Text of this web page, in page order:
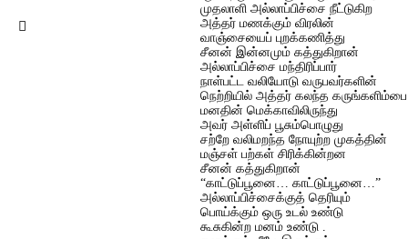
முதலாளி அல்லாப்பிச்சை நீட்டுகிற
அத்தர் மணக்கும் விரலின்
வாஞ்சையைப் புறக்கணித்து
சீனன் இன்னமும் கத்துகிறான்
அல்லாப்பிச்சை மந்திரிப்பார்
நாள்பட்ட வலியோடு வருபவர்களின்
நெற்றியில் அத்தர் கலந்த கருங்களிம்பை
மனதின் மெக்காவிலிருந்து
அவர் அள்ளிப் பூசும்பொழுது
சற்றே வலிமறந்த நோயுற்ற முகத்தின்
மஞ்சள் பற்கள் சிரிக்கின்றன
சீனன் கத்துகிறான்
“காட்டுப்பூனை… காட்டுப்பூனை…”
அல்லாப்பிச்சைக்குத் தெரியும்
பொய்க்கும் ஒரு உடல் உண்டு
கூசுகின்ற மனம் உண்டு .